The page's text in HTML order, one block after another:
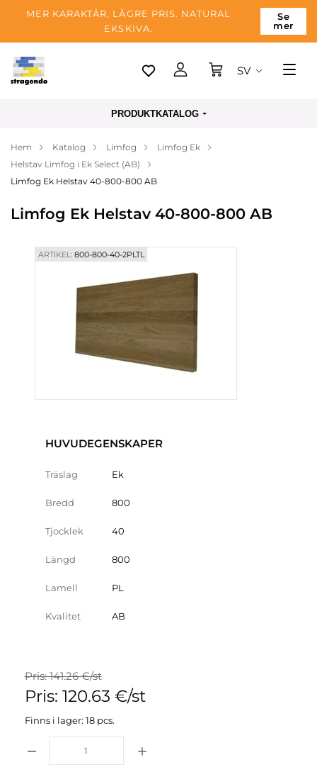
MER KARAKTÄR, LÄGRE PRIS. NATURAL
EKSKIVA.
Se
mer
Tallinn
Betalning
Om företaget
Blogg
SV
PRODUKTKATALOG
Hem Katalog Limfog
Limfog Ek
Helstav Limfog i Ek Select (AB)
Limfog Ek Helstav 40-800-800 AB
Limfog Ek Helstav 40-800-800 AB
ARTIKEL:800-800-40-2PLTL
HUVUDEGENSKAPER
Träslag Ek
Bredd 800
Tjocklek 40
Längd 800
Lamell PL
Kvalitet AB
Pris: 141.26 €/st
Pris: 120.63 €/st
Finns i lager: 18 pcs.